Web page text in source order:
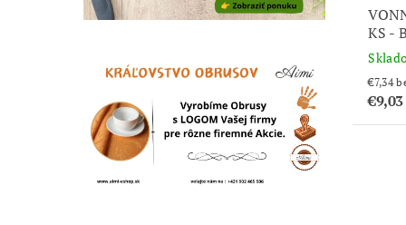
KS -
€9,03